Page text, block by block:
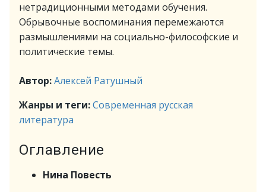
нетрадиционными методами обучения.
Обрывочные воспоминания перемежаются
размышлениями на социально-философские и
политические темы.
Автор:Алексей Ратушный
Жанры и теги:Современная русская
литература
Оглавление
Нина Повесть